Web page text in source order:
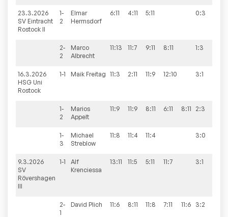
23.3.2026
SV Eintracht
Rostock II
1-
2
Elmar
Hermsdorf
6:11 4:11 5:11 0:3
2-
2
Marco
Albrecht
11:13 11:7 9:11 8:11 1:3
16.3.2026
HSG Uni
Rostock
1-1 Maik Freitag 11:3 2:11 11:9 12:10 3:1
1-
2
Marios
Appelt
11:9 11:9 8:11 6:11 8:11 2:3
1-
3
Michael
Streblow
11:8 11:4 11:4 3:0
9.3.2026
SV
Rövershagen
III
1-1
Alf
Krenciessa
13:11 11:5 5:11 11:7 3:1
2-
1
David Plich 11:6 8:11 11:8 7:11 11:6 3:2